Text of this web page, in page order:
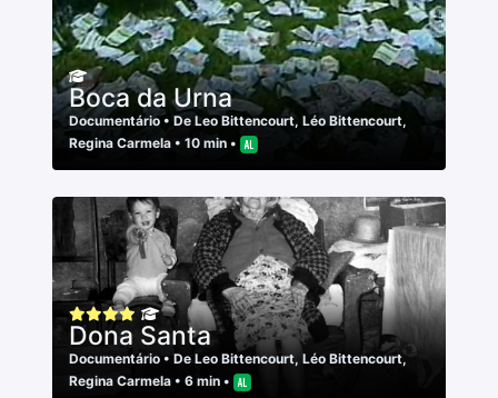
Boca da Urna
Documentário• De Leo Bittencourt, Léo Bittencourt,
Regina Carmela • 10 min •
Dona Santa
Documentário • De Leo Bittencourt, Léo Bittencourt,
Regina Carmela • 6 min •